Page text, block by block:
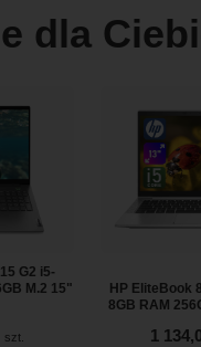
dla
G2 i5-
M.2 15"
szt.
HP EliteBook
8GB RAM
1